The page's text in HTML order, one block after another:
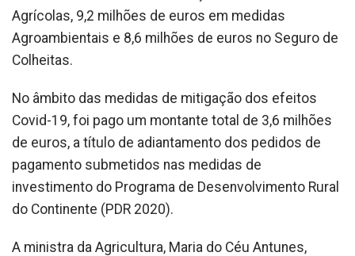
Agrícolas, 9,2 milhões de euros em medidas
Agroambientais e 8,6 milhões de euros no Seguro de
Colheitas.
No âmbito das medidas de mitigação dos efeitos
Covid-19, foi pago um montante total de 3,6 milhões
de euros, a título de adiantamento dos pedidos de
pagamento submetidos nas medidas de
investimento do Programa de Desenvolvimento Rural
do Continente (PDR 2020).
A ministra da Agricultura, Maria do Céu Antunes,